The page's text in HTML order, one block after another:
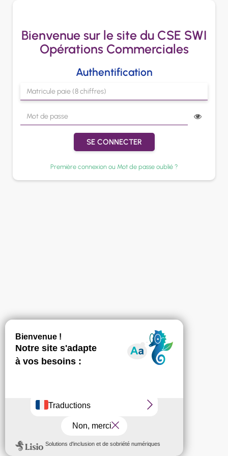
Bienvenue sur le site du CSE SWI
Opérations Commerciales
Authentification
SE CONNECTER
Première connexion ou Mot de passe oublié ?